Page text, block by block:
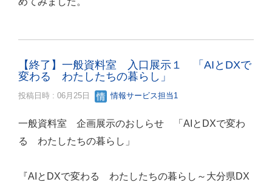
【終了】一般資料室 入口展示１ 「AIとDXで
変わる わたしたちの暮らし」
投稿日時 : 06月25日 情報サービス担当1
一般資料室 企画展示のおしらせ 「AIとDXで変わ
る わたしたちの暮らし」
『AIとDXで変わる わたしたちの暮らし～大分県DX